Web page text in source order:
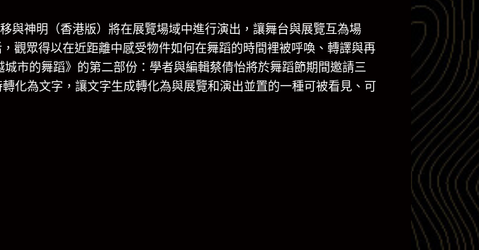
與神明（香港版）將在展覽場域中進行演出，讓舞台與展覽互為場
觀眾得以在近距離中感受物件如何在舞蹈的時間裡被呼喚、轉譯與再
市的舞蹈》的第二部份：學者與編輯蔡倩怡將於舞蹈節期間邀請三
化為文字，讓文字生成轉化為與展覽和演出並置的一種可被看見、可